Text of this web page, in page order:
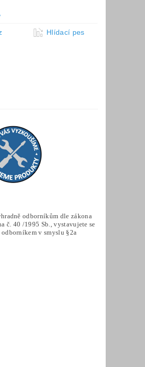
Hlídací pes
odborníkům dle zákona
č. 40 /1995 Sb., vystavujete se
v smyslu §2a